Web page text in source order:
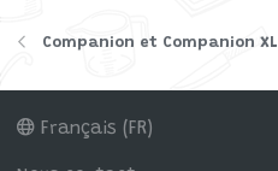
Companion et Companion XL
Français (FR)